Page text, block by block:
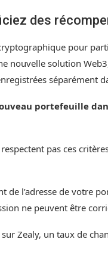
des
pour
nouvelle solution
séparément
portefeuille
pas ces
de l’adresse de votre
ne peuvent être
Zealy, un taux de